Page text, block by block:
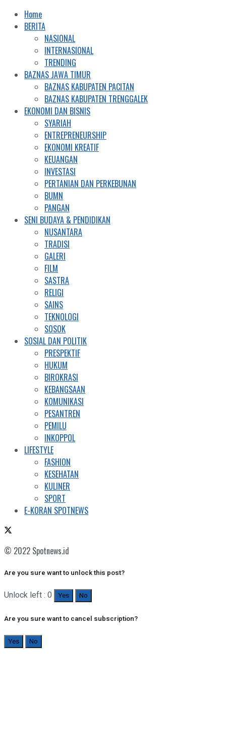
Home
BERITA
NASIONAL
INTERNASIONAL
TRENDING
BAZNAS JAWA TIMUR
BAZNAS KABUPATEN PACITAN
BAZNAS KABUPATEN TRENGGALEK
EKONOMI DAN BISNIS
SYARIAH
ENTREPRENEURSHIP
EKONOMI KREATIF
KEUANGAN
INVESTASI
PERTANIAN DAN PERKEBUNAN
BUMN
PANGAN
SENI BUDAYA & PENDIDIKAN
NUSANTARA
TRADISI
GALERI
FILM
SASTRA
RELIGI
SAINS
TEKNOLOGI
SOSOK
SOSIAL DAN POLITIK
PRESPEKTIF
HUKUM
BIROKRASI
KEBANGSAAN
KOMUNIKASI
PESANTREN
PEMILU
INKOPPOL
LIFESTYLE
FASHION
KESEHATAN
KULINER
SPORT
E-KORAN SPOTNEWS
© 2022 Spotnews.id
Are you sure want to unlock this post?
Unlock left : 0 Yes No
Are you sure want to cancel subscription?
Yes No